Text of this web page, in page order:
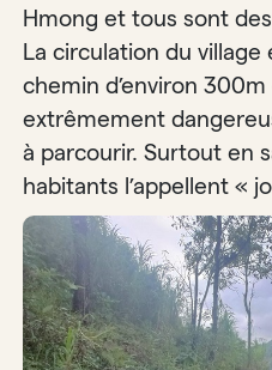
Hmong et tous sont
La circulation du
chemin d’environ
extrêmement
à parcourir. Surtout en
habitants l’appellent «